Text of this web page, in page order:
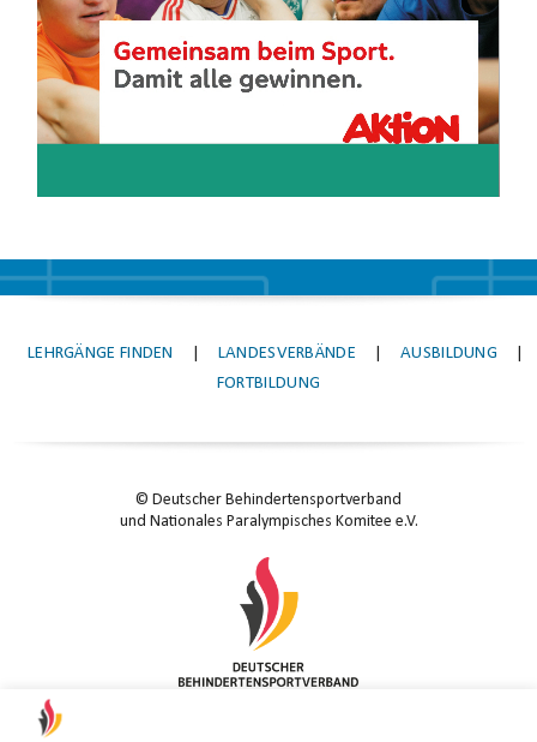
LEHRGÄNGE FINDEN LANDESVERBÄNDE AUSBILDUNG
FORTBILDUNG
© Deutscher Behindertensportverband
und Nationales Paralympisches Komitee e.V.